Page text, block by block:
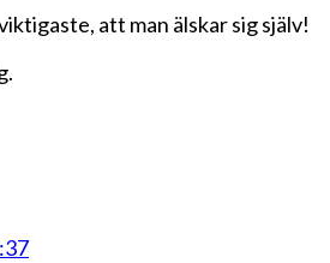
att man älskar sig själv!